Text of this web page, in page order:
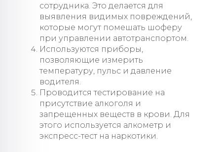
сотрудника. Это делается для
выявления видимых повреждений,
которые могут помешать шоферу
при управлении автотранспортом.
Используются приборы,
позволяющие измерить
температуру, пульс и давление
водителя.
Проводится тестирование на
присутствие алкоголя и
запрещенных веществ в крови. Для
этого используется алкометр и
экспресс-тест на наркотики.